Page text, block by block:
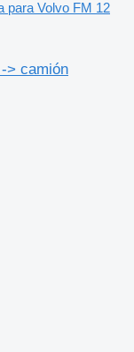
para Volvo FM 12
> camión